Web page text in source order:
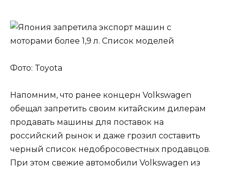
Фото: Toyota
Напомним, что ранее концерн Volkswagen
обещал запретить своим китайским дилерам
продавать машины для поставок на
российский рынок и даже грозил составить
черный список недобросовестных продавцов.
При этом свежие автомобили Volkswagen из